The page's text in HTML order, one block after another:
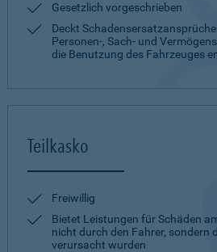
Gesetzlich vorgeschrieben
Deckt
Personen-, Sach- und
die Benutzung des Fahrzeuges
Teilkasko
Freiwillig
Bietet Leistungen für Schäden
nicht durch den Fahrer, sondern
verursacht wurden